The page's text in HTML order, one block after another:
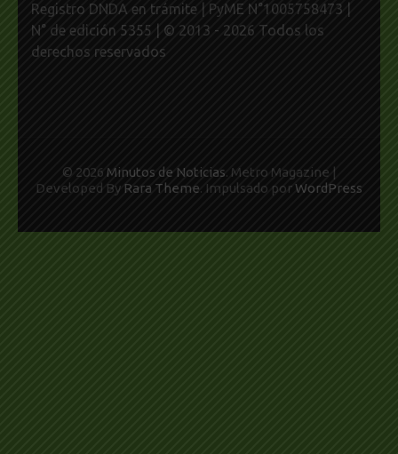
Registro DNDA en trámite | PyME N°1005758473 |
N° de edición 5355 | © 2013 - 2026 Todos los
derechos reservados
© 2026 Minutos de Noticias. Metro Magazine |
Developed By Rara Theme. Impulsado por WordPress